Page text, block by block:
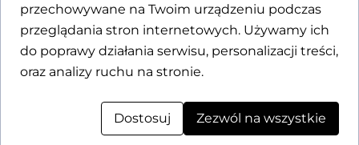
Dane kontaktowe
Motylewska 24
tel.+48 571 521 126
przechowywane na Twoim urządzeniu podczas
przeglądania stron internetowych. Używamy ich
do poprawy działania serwisu, personalizacji treści,
oraz analizy ruchu na stronie.
Dostosuj Zezwól na wszystkie